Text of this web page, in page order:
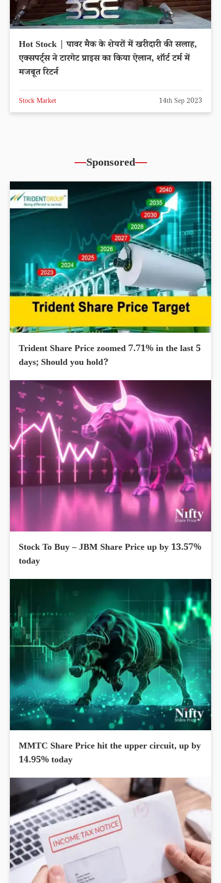
Hot Stock | पावर मैक के शेयरों में खरीदारी की सलाह,
एक्सपर्ट्स ने टारगेट प्राइस का किया ऐलान, शॉर्ट टर्म में
मजबूत रिटर्न
Stock Market 14th Sep 2023
Sponsored
Trident Share Price zoomed 7.71% in the last 5
days; Should you hold?
Stock To Buy – JBM Share Price up by 13.57%
today
MMTC Share Price hit the upper circuit, up by
14.95% today